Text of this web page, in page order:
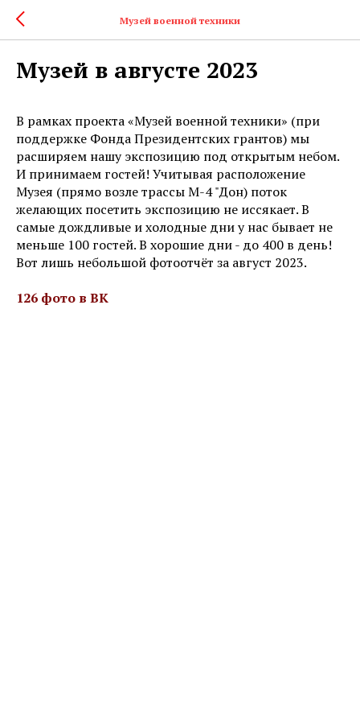
Музей военной техники
Музей в августе 2023
В рамках проекта «Музей военной техники» (при
поддержке Фонда Президентских грантов) мы
расширяем нашу экспозицию под открытым небом.
И принимаем гостей! Учитывая расположение
Музея (прямо возле трассы М-4 "Дон) поток
желающих посетить экспозицию не иссякает. В
самые дождливые и холодные дни у нас бывает не
меньше 100 гостей. В хорошие дни - до 400 в день!
Вот лишь небольшой фотоотчёт за август 2023.
126 фото в ВК